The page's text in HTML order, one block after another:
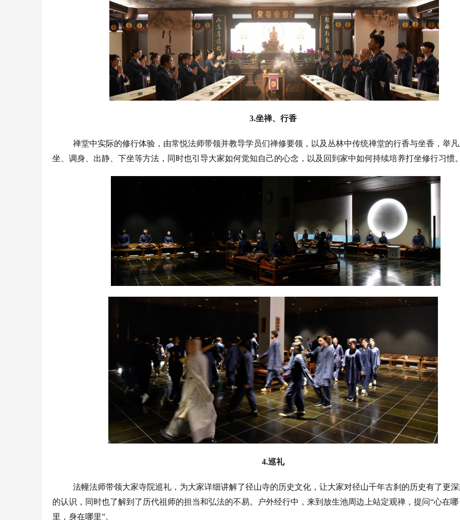
3.坐禅、行香
禅堂中实际的修行体验，由常悦法师带领并教导学员们禅修要领，以及丛林中传统禅堂的行香与坐香，举
坐、调身、出静、下坐等方法，同时也引导大家如何觉知自己的心念，以及回到家中如何持续培养打坐修行习惯
4.巡礼
法幢法师带领大家寺院巡礼，为大家详细讲解了径山寺的历史文化，让大家对径山千年古刹的历史有了更
的认识，同时也了解到了历代祖师的担当和弘法的不易。户外经行中，来到放生池周边上站定观禅，提问“心在哪
里，身在哪里”。